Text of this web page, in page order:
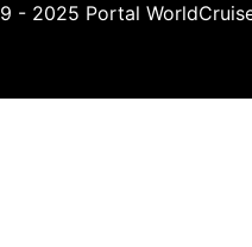
- 2025 Portal